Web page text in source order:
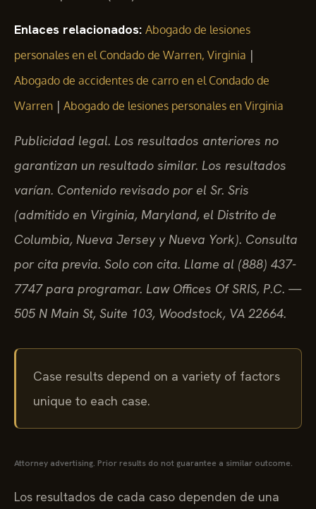
Enlaces relacionados: Abogado de lesiones
personales en el Condado de Warren, Virginia |
Abogado de accidentes de carro en el Condado de
Warren | Abogado de lesiones personales en Virginia
Publicidad legal. Los resultados anteriores no
garantizan un resultado similar. Los resultados
varían. Contenido revisado por el Sr. Sris
(admitido en Virginia, Maryland, el Distrito de
Columbia, Nueva Jersey y Nueva York). Consulta
por cita previa. Solo con cita. Llame al (888) 437-
7747 para programar. Law Offices Of SRIS, P.C. —
505 N Main St, Suite 103, Woodstock, VA 22664.
Case results depend on a variety of factors
unique to each case.
Attorney advertising. Prior results do not guarantee a similar outcome.
Los resultados de cada caso dependen de una